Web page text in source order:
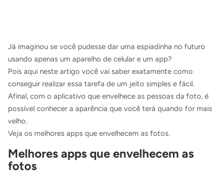
Já imaginou se você pudesse dar uma espiadinha no futuro
usando apenas um aparelho de celular e um app?
Pois aqui neste artigo você vai saber exatamente como
conseguir realizar essa tarefa de um jeito simples e fácil.
Afinal, com o aplicativo que envelhece as pessoas da foto, é
possível conhecer a aparência que você terá quando for mais
velho.
Veja os melhores apps que envelhecem as fotos.
Melhores apps que envelhecem as
fotos